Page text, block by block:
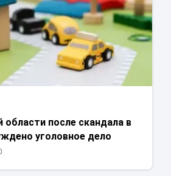
области после скандала в
уголовное дело